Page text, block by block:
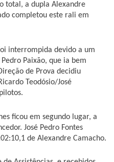
total, a dupla Alexandre
completou este rali em
interrompida devido a um
Paixão, que ia bem
de Prova decidiu
Teodósio/José
ficou em segundo lugar, a
José Pedro Fontes
de Alexandre Camacho.